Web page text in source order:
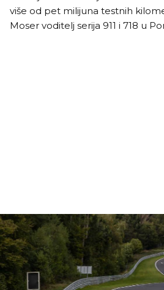
više od pet milijuna testnih
Moser voditelj serija 911 i 718 u